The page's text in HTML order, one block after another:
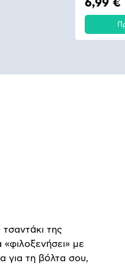
6,99 €
της
με
για τη βόλτα σου,